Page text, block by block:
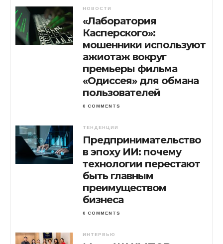
НОВОСТИ
«Лаборатория
Касперского»:
мошенники используют
ажиотаж вокруг
премьеры фильма
«Одиссея» для обмана
пользователей
0 COMMENTS
ТЕНДЕНЦИИ
Предпринимательство
в эпоху ИИ: почему
технологии перестают
быть главным
преимуществом
бизнеса
0 COMMENTS
ИНТЕРВЬЮ